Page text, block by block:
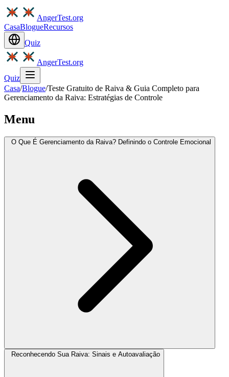
AngerTest.org
CasaBlogueRecursos
Quiz
AngerTest.org
Quiz
Casa/Blogue/Teste Gratuito de Raiva & Guia Completo para
Gerenciamento da Raiva: Estratégias de Controle
Menu
O Que É Gerenciamento da Raiva? Definindo o Controle Emocional
Reconhecendo Sua Raiva: Sinais e Autoavaliação